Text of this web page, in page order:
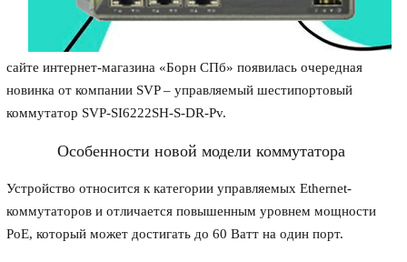
сайте интернет-магазина «Борн СПб» появилась очередная
новинка от компании SVP – управляемый шестипортовый
коммутатор SVP-SI6222SH-S-DR-Pv.
Особенности новой модели коммутатора
Устройство относится к категории управляемых Ethernet-
коммутаторов и отличается повышенным уровнем мощности
PoE, который может достигать до 60 Ватт на один порт.